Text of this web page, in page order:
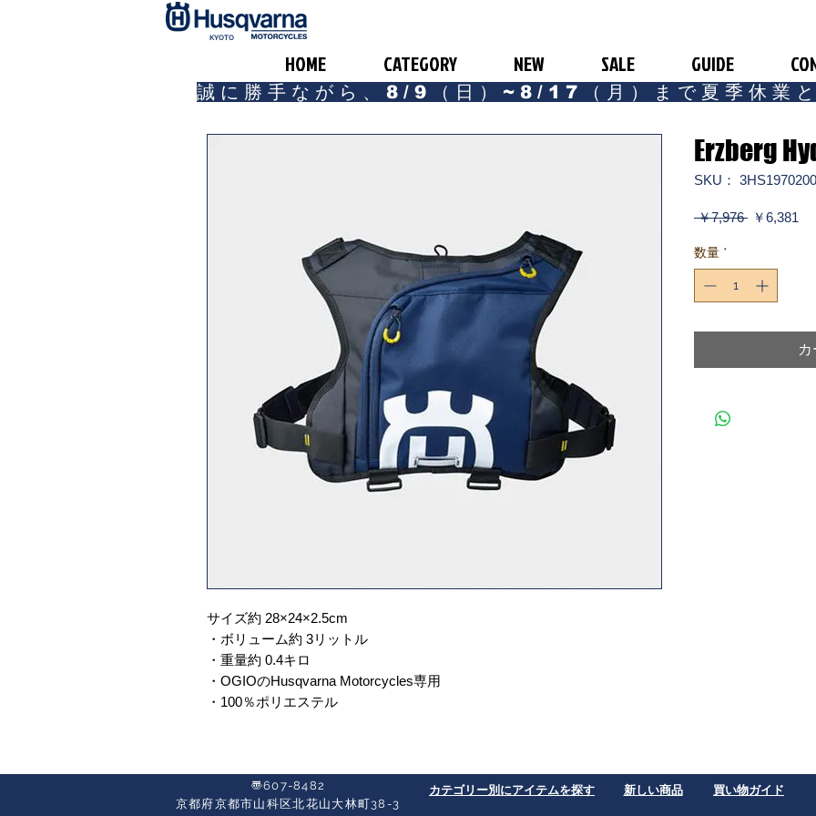
​KYOTO
HOME CATEGORY NEW SALE GUIDE
誠に勝手ながら、8/9（日）~8/17（月）まで夏季休業と
サイズ約 28×24×2.5cm
・ボリューム約 3リットル
・重量約 0.4キロ
・OGIOのHusqvarna Motorcycles専用
・100％ポリエステル
Erzberg
SKU： 3HS1970200
￥7,976 通
格
￥6,381
数量 *
〠607-8482
京都府京都市山科区北花山大林町38-3​
​カテゴリー別にアイテムを探す ​新しい商品 買い物ガイド